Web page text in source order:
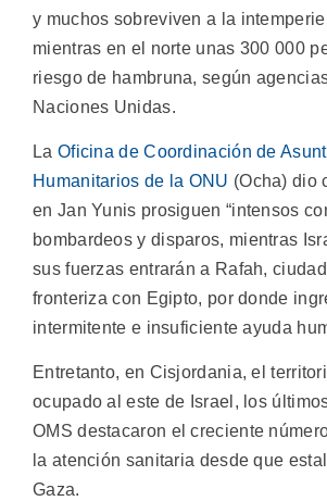
y muchos sobreviven a la
mientras en el norte unas 300 000
riesgo de hambruna, según
Naciones Unidas.
La Oficina de Coordinación de
Humanitarios de la ONU (Ocha) dio
en Jan Yunis prosiguen “intensos
bombardeos y disparos, mientras
sus fuerzas entrarán a Rafah,
fronteriza con Egipto, por donde
intermitente e insuficiente ayuda
Entretanto, en Cisjordania, el
ocupado al este de Israel, los
OMS destacaron el creciente
la atención sanitaria desde que
Gaza.